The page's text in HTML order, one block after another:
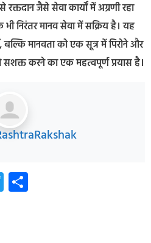
जैसे सेवा कार्यों में अग्रणी रहा
निरंतर मानव सेवा में सक्रिय है। यह
मानवता को एक सूत्र में पिरोने और
सशक्त करने का एक महत्वपूर्ण प्रयास है।
Twitter